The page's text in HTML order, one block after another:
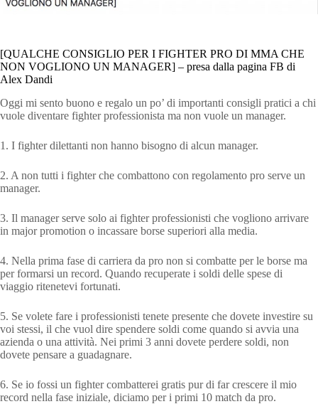
[QUALCHE CONSIGLIO PER I FIGHTER PRO DI MMA CHE
NON VOGLIONO UN MANAGER] – presa dalla pagina FB di
Alex Dandi
Oggi mi sento buono e regalo un po’ di importanti consigli pratici a chi
vuole diventare fighter professionista ma non vuole un manager.
1. I fighter dilettanti non hanno bisogno di alcun manager.
2. A non tutti i fighter che combattono con regolamento pro serve un
manager.
3. Il manager serve solo ai fighter professionisti che vogliono arrivare
in major promotion o incassare borse superiori alla media.
4. Nella prima fase di carriera da pro non si combatte per le borse ma
per formarsi un record. Quando recuperate i soldi delle spese di
viaggio ritenetevi fortunati.
5. Se volete fare i professionisti tenete presente che dovete investire su
voi stessi, il che vuol dire spendere soldi come quando si avvia una
azienda o una attività. Nei primi 3 anni dovete perdere soldi, non
dovete pensare a guadagnare.
6. Se io fossi un fighter combatterei gratis pur di far crescere il mio
record nella fase iniziale, diciamo per i primi 10 match da pro.